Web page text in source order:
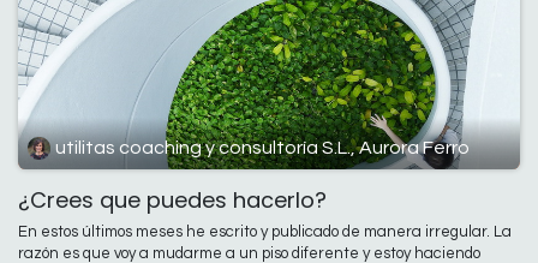
utilitas coaching y consultoría S.L., Aurora Ferro
¿Crees que puedes hacerlo?
En estos últimos meses he escrito y publicado de manera irregular. La
razón es que voy a mudarme a un piso diferente y estoy haciendo